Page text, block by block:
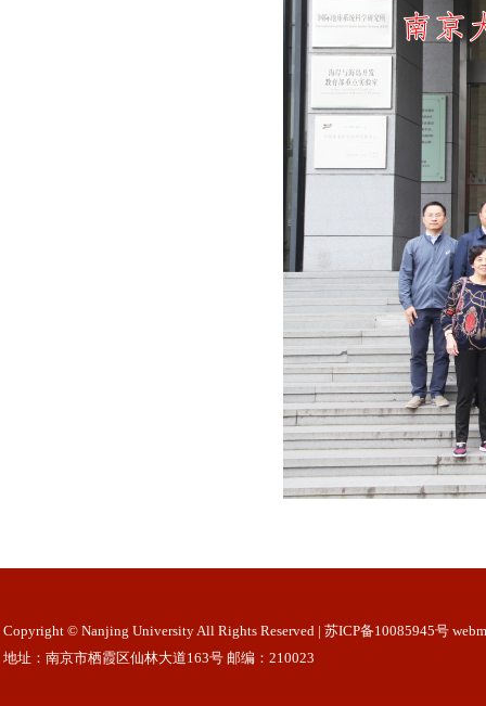
Copyright © Nanjing University All Rights Reserved | 苏ICP备10085945号
地址：南京市栖霞区仙林大道163号 邮编：210023